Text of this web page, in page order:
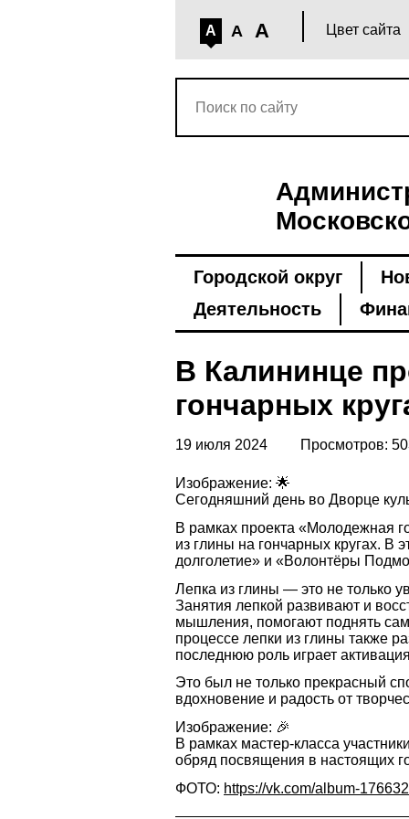
A A A Цвет сайта
Городской округ
Деятельность
В Калининце
гончарных
19 июля 2024 Просмотров:
Изображение: 🌟
Сегодняшний день во Дворце
В рамках проекта «Молодежная
из глины на гончарных кругах. В
долголетие» и «Волонтёры
Лепка из глины — это не только
Занятия лепкой развивают и
мышления, помогают поднять
процессе лепки из глины также
последнюю роль играет
Это был не только прекрасный
вдохновение и радость от
Изображение: 🎉
В рамках мастер-класса
обряд посвящения в настоящих
ФОТО: https://vk.com/album-